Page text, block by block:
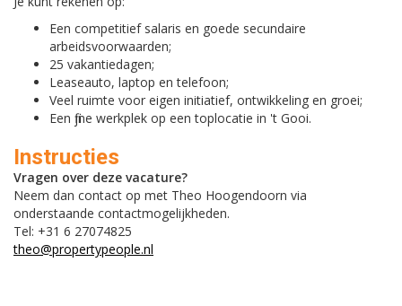
Een competitief salaris en goede secundaire
arbeidsvoorwaarden;
25 vakantiedagen;
Leaseauto, laptop en telefoon;
Veel ruimte voor eigen initiatief, ontwikkeling en groei;
Een fijne werkplek op een toplocatie in 't Gooi.
Instructies
Vragen over deze vacature?
Neem dan contact op met Theo Hoogendoorn via
onderstaande contactmogelijkheden.
Tel: +31 6 27074825
theo@propertypeople.nl